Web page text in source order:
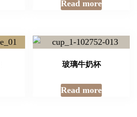
Read more
玻璃牛奶杯
Read more